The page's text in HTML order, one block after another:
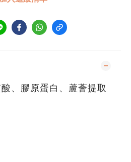
、膠原蛋白、蘆薈提取